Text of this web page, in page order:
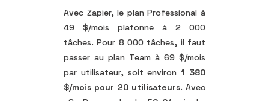
Avec Zapier, le plan Professional à
49 $/mois plafonne à 2 000
tâches. Pour 8 000 tâches, il faut
passer au plan Team à 69 $/mois
par utilisateur, soit environ1 380
$/mois pour 20 utilisateurs. Avec